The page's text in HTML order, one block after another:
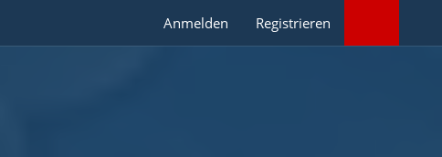
Anmelden Registrieren